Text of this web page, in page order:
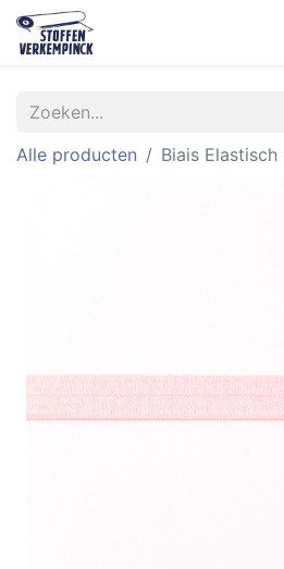
Alle producten Biais Elastisch